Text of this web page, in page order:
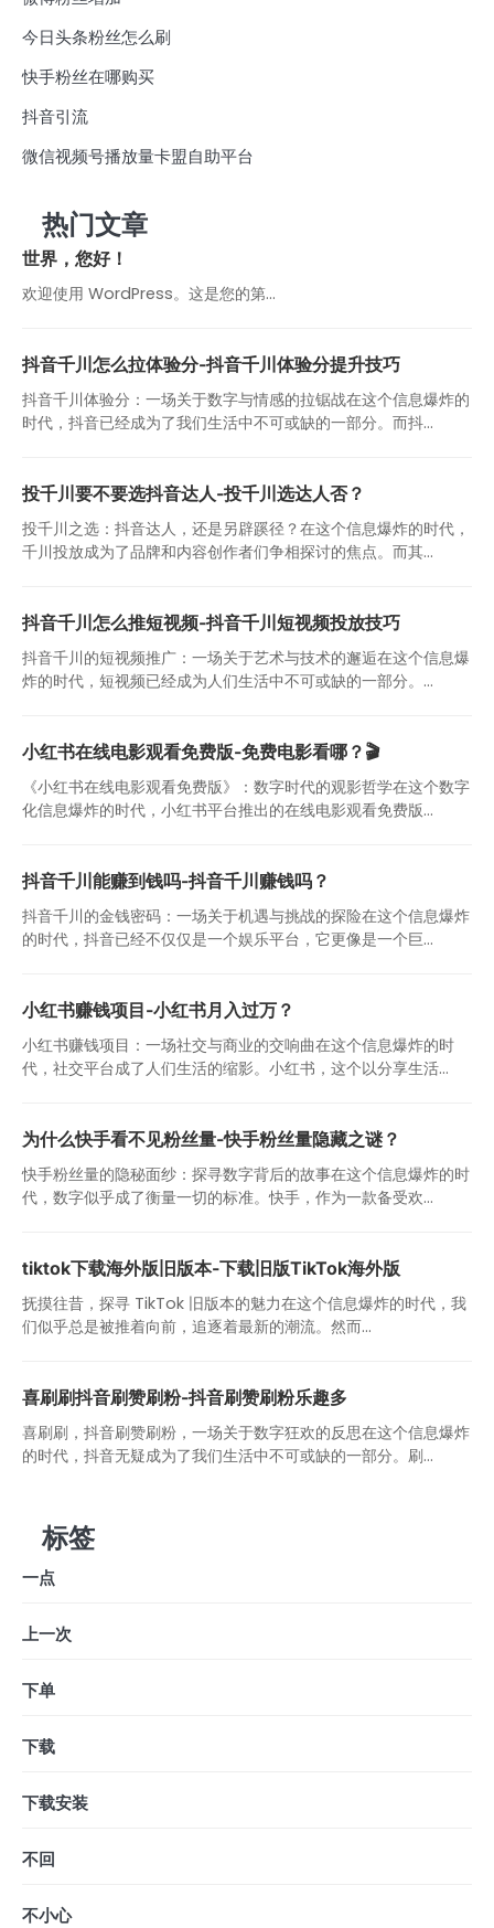
今日头条粉丝怎么刷
快手粉丝在哪购买
抖音引流
微信视频号播放量卡盟自助平台
热门文章
世界，您好！
欢迎使用 WordPress。这是您的第…
抖音千川怎么拉体验分-抖音千川体验分提升技巧
抖音千川体验分：一场关于数字与情感的拉锯战在这个信息爆炸的
时代，抖音已经成为了我们生活中不可或缺的一部分。而抖...
投千川要不要选抖音达人-投千川选达人否？
投千川之选：抖音达人，还是另辟蹊径？在这个信息爆炸的时代，
千川投放成为了品牌和内容创作者们争相探讨的焦点。而其...
抖音千川怎么推短视频-抖音千川短视频投放技巧
抖音千川的短视频推广：一场关于艺术与技术的邂逅在这个信息爆
炸的时代，短视频已经成为人们生活中不可或缺的一部分。...
小红书在线电影观看免费版-免费电影看哪？🎬
《小红书在线电影观看免费版》：数字时代的观影哲学在这个数字
化信息爆炸的时代，小红书平台推出的在线电影观看免费版...
抖音千川能赚到钱吗-抖音千川赚钱吗？
抖音千川的金钱密码：一场关于机遇与挑战的探险在这个信息爆炸
的时代，抖音已经不仅仅是一个娱乐平台，它更像是一个巨...
小红书赚钱项目-小红书月入过万？
小红书赚钱项目：一场社交与商业的交响曲在这个信息爆炸的时
代，社交平台成了人们生活的缩影。小红书，这个以分享生活...
为什么快手看不见粉丝量-快手粉丝量隐藏之谜？
快手粉丝量的隐秘面纱：探寻数字背后的故事在这个信息爆炸的时
代，数字似乎成了衡量一切的标准。快手，作为一款备受欢...
tiktok下载海外版旧版本-下载旧版TikTok海外版
抚摸往昔，探寻 TikTok 旧版本的魅力在这个信息爆炸的时代，我
们似乎总是被推着向前，追逐着最新的潮流。然而...
喜刷刷抖音刷赞刷粉-抖音刷赞刷粉乐趣多
喜刷刷，抖音刷赞刷粉，一场关于数字狂欢的反思在这个信息爆炸
的时代，抖音无疑成为了我们生活中不可或缺的一部分。刷...
标签
一点
上一次
下单
下载
下载安装
不回
不小心